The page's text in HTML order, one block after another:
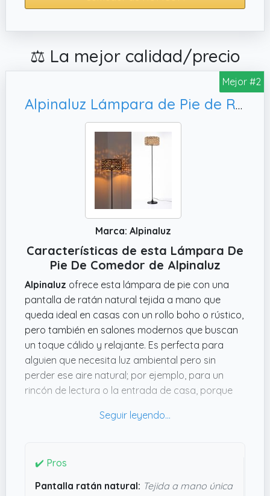
⚖️ La mejor calidad/precio
Mejor #2
Alpinaluz Lámpara de Pie de Ratán Natural con Pantalla Drumshade, Estilo Moderno Clásico Industrial para Salón Dormitorio Comedor
Marca: Alpinaluz
Características de esta Lámpara De
Pie De Comedor de Alpinaluz
Alpinaluz ofrece esta lámpara de pie con una
pantalla de ratán natural tejida a mano que
queda ideal en casas con un rollo boho o rústico,
pero también en salones modernos que buscan
un toque cálido y relajante. Es perfecta para
alguien que necesita luz ambiental pero sin
perder ese aire natural; por ejemplo, para un
rincón de lectura o la entrada de casa, porque
La base metálicanegraes sencilla y estable,
Lo que me convence realmente es que funciona
poner una LED cálida tipo Edison y darle ese
✔️ Pros
Pantalla ratán natural: Tejida a mano única